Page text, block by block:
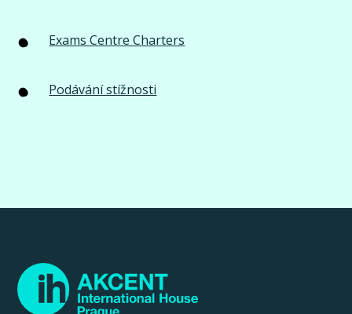
Exams Centre Charters
Podávání stížnosti